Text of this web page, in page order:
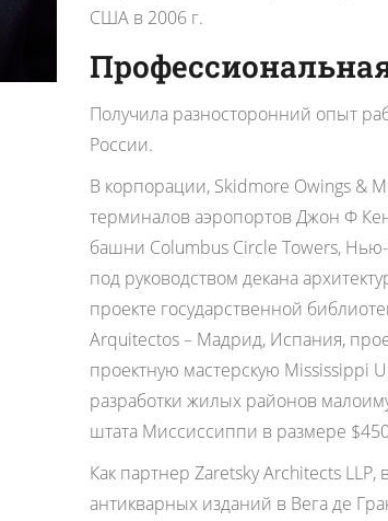
США в 2006 г.
Получила разносторонний опыт
России.
В корпорации, Skidmore Owings &
терминалов аэропортов Джон Ф
башни Columbus Circle Towers,
под руководством декана
проекте государственной
Arquitectos – Мадрид, Испания,
проектную мастерскую Mississippi
разработки жилых районов
штата Миссиссиппи в размере
Как партнер Zaretsky Architects LLP,
антикварных изданий в Вега де